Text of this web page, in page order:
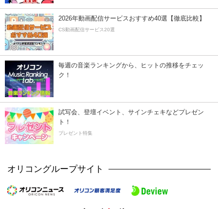
2026年動画配信サービスおすすめ40選【徹底比較】
CS動画配信サービス20選
毎週の音楽ランキングから、ヒットの推移をチェッ
ク！
試写会、登壇イベント、サインチェキなどプレゼン
ト！
プレゼント特集
オリコングループサイト